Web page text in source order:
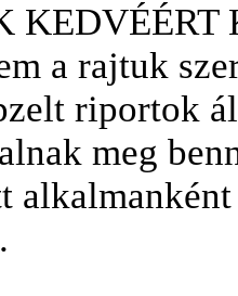
KEDVÉÉRT
a rajtuk
riportok
meg